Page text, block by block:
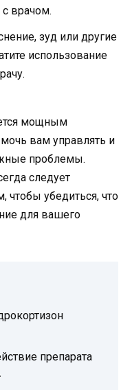
врачом.
зуд или другие
использование
мощным
вам управлять и
проблемы.
следует
чтобы убедиться, что
для вашего
препарата